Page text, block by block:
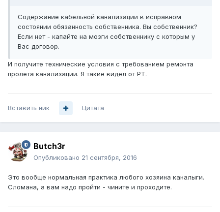
Содержание кабельной канализации в исправном
состоянии обязанность собственника. Вы собственник?
Если нет - капайте на мозги собственнику с которым у
Вас договор.
И получите технические условия с требованием ремонта
пролета канализации. Я такие видел от РТ.
Вставить ник Цитата
Butch3r
Опубликовано 21 сентября, 2016
Это вообще нормальная практика любого хозяина каналыги.
Сломана, а вам надо пройти - чините и проходите.